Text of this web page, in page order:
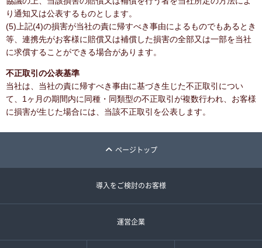
り通知又は公表するものとします。
(5)上記(4)の損害が当社の責に帰すべき事由によるものでもあるとき
等、連携先がお客様に賠償又は補償した損害の全部又は一部を当社
に求償することができる場合があります。
不正取引の公表基準
当社は、当社の責に帰すべき事由に基づき生じた不正取引につい
て、1ヶ月の期間内に同種・同類型の不正取引が複数行われ、お客様
に損害が生じた場合には、当該不正取引を公表します。
ページトップ
導入をご検討のお客様
運営企業